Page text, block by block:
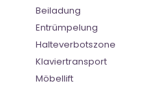
Beiladung
Entrümpelung
Halteverbotszone
Klaviertransport
Möbellift